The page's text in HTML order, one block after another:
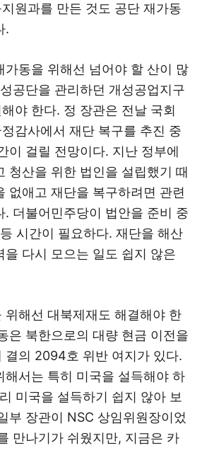
원과를 만든 것도 공단 재가동
.
가동을 위해선 넘어야 할 산이 많
공단을 관리하던 개성공업지구
야 한다. 정 장관은 전날 국회
감사에서 재단 복구를 추진 중
이 걸릴 전망이다. 지난 정부에
청산을 위한 법인을 설립했기 때
없애고 재단을 복구하려면 관련
. 더불어민주당이 법안을 준비 중
시간이 필요하다. 재단을 해산
을 다시 모으는 일도 쉽지 않은
위해선 대북제재도 해결해야 한
은 북한으로의 대량 현금 이전을
결의 2094호 위반 여지가 있다.
해서는 특히 미국을 설득해야 하
미국을 설득하기 쉽지 않아 보
부 장관이 NSC 상임위원장이었
만나기가 쉬웠지만, 지금은 카